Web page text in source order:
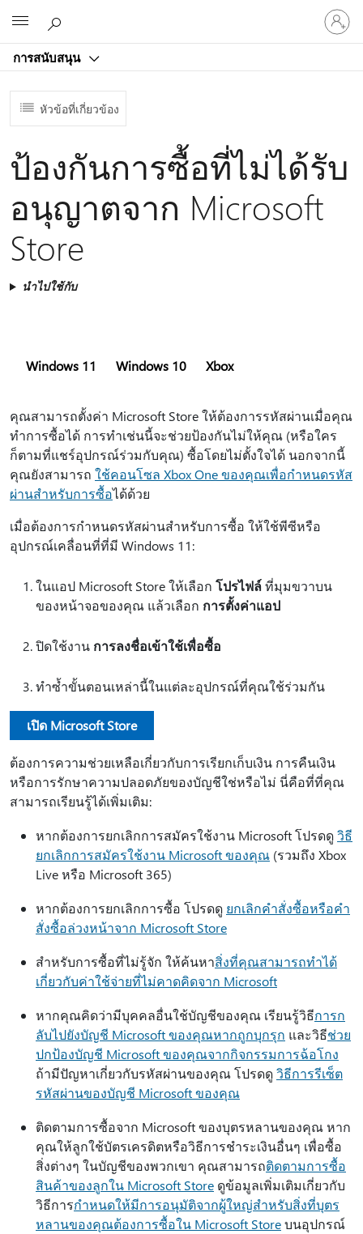
การสนับสนุน
ลงชื่อ
เข้า
บัญชี
หัวข้อที่เกี่ยวข้อง
ป้องกันการซื้อที่ไม่ได้รับ
อนุญาตจาก Microsoft
Store
นำไปใช้กับ
Windows 11 Windows 10 Xbox
คุณสามารถตั้งค่า Microsoft Store ให้ต้องการรหัสผ่านเมื่อคุณ
ทำการซื้อได้ การทำเช่นนี้จะช่วยป้องกันไม่ให้คุณ (หรือใคร
ก็ตามที่แชร์อุปกรณ์ร่วมกับคุณ) ซื้อโดยไม่ตั้งใจได้ นอกจากนี้
คุณยังสามารถ ใช้คอนโซล Xbox One ของคุณเพื่อกําหนดรหัส
ผ่านสําหรับการซื้อได้ด้วย
เมื่อต้องการกำหนดรหัสผ่านสำหรับการซื้อ ให้ใช้พีซีหรือ
อุปกรณ์เคลื่อนที่ที่มี Windows 11:
ในแอป Microsoft Store ให้เลือก โปรไฟล์ที่มุมขวาบน
ของหน้าจอของคุณ แล้วเลือก การตั้งค่าแอป
ปิดใช้งาน การลงชื่อเข้าใช้เพื่อซื้อ
ทำซํ้าขั้นตอนเหล่านี้ในแต่ละอุปกรณ์ที่คุณใช้ร่วมกัน
เปิด Microsoft Store
ต้องการความช่วยเหลือเกี่ยวกับการเรียกเก็บเงิน การคืนเงิน
หรือการรักษาความปลอดภัยของบัญชีใช่หรือไม่ นี่คือที่ที่คุณ
สามารถเรียนรู้ได้เพิ่มเติม:
หากต้องการยกเลิกการสมัครใช้งาน Microsoft โปรดดูวิธี
ยกเลิกการสมัครใช้งาน Microsoft ของคุณ (รวมถึง Xbox
Live หรือ Microsoft 365)
หากต้องการยกเลิกการซื้อ โปรดดู ยกเลิกคำสั่งซื้อหรือคำ
สั่งซื้อล่วงหน้าจาก Microsoft Store
สําหรับการซื้อที่ไม่รู้จัก ให้ค้นหาสิ่งที่คุณสามารถทําได้
เกี่ยวกับค่าใช้จ่ายที่ไม่คาดคิดจาก Microsoft
หากคุณคิดว่ามีบุคคลอื่นใช้บัญชีของคุณ เรียนรู้วิธีการก
ลับไปยังบัญชี Microsoft ของคุณหากถูกบุกรุก และวิธีช่วย
ปกป้องบัญชี Microsoft ของคุณจากกิจกรรมการฉ้อโกง
ถ้ามีปัญหาเกี่ยวกับรหัสผ่านของคุณ โปรดดูวิธีการรีเซ็ต
รหัสผ่านของบัญชี Microsoft ของคุณ
ติดตามการซื้อจาก Microsoft ของบุตรหลานของคุณ หาก
คุณให้ลูกใช้บัตรเครดิตหรือวิธีการชำระเงินอื่นๆ เพื่อซื้อ
สิ่งต่างๆ ในบัญชีของพวกเขา คุณสามารถติดตามการซื้อ
สินค้าของลูกใน Microsoft Store ดูข้อมูลเพิ่มเติมเกี่ยวกับ
วิธีการกําหนดให้มีการอนุมัติจากผู้ใหญ่สําหรับสิ่งที่บุตร
หลานของคุณต้องการซื้อใน Microsoft Storeบนอุปกรณ์